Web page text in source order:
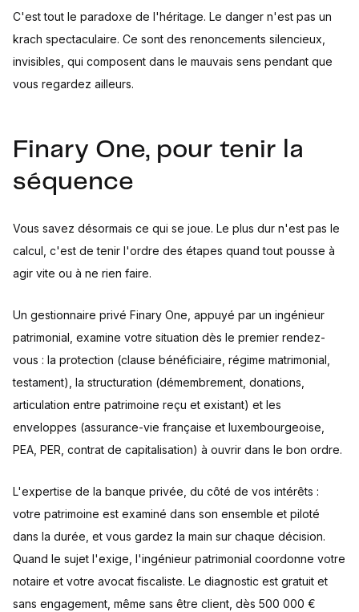
C'est tout le paradoxe de l'héritage. Le danger n'est pas un
krach spectaculaire. Ce sont des renoncements silencieux,
invisibles, qui composent dans le mauvais sens pendant que
vous regardez ailleurs.
Finary One, pour tenir la
séquence
Vous savez désormais ce qui se joue. Le plus dur n'est pas le
calcul, c'est de tenir l'ordre des étapes quand tout pousse à
agir vite ou à ne rien faire.
Un gestionnaire privé Finary One, appuyé par un ingénieur
patrimonial, examine votre situation dès le premier rendez-
vous : la protection (clause bénéficiaire, régime matrimonial,
testament), la structuration (démembrement, donations,
articulation entre patrimoine reçu et existant) et les
enveloppes (assurance-vie française et luxembourgeoise,
PEA, PER, contrat de capitalisation) à ouvrir dans le bon ordre.
L'expertise de la banque privée, du côté de vos intérêts :
votre patrimoine est examiné dans son ensemble et piloté
dans la durée, et vous gardez la main sur chaque décision.
Quand le sujet l'exige, l'ingénieur patrimonial coordonne votre
notaire et votre avocat fiscaliste. Le diagnostic est gratuit et
sans engagement, même sans être client, dès 500 000 €